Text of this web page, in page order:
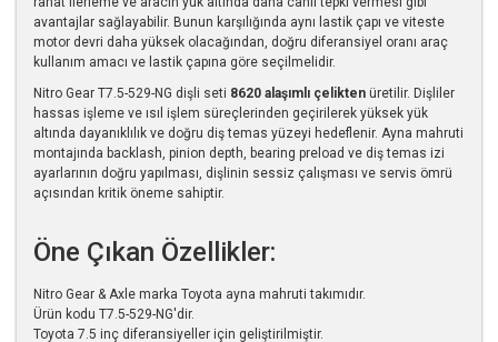
avantajlar sağlayabilir. Bunun karşılığında aynı lastik çapı ve viteste
motor devri daha yüksek olacağından, doğru diferansiyel oranı araç
kullanım amacı ve lastik çapına göre seçilmelidir.
Nitro Gear T7.5-529-NG dişli seti 8620 alaşımlı çelikten üretilir. Dişliler
hassas işleme ve ısıl işlem süreçlerinden geçirilerek yüksek yük
altında dayanıklılık ve doğru diş temas yüzeyi hedeflenir. Ayna mahruti
montajında backlash, pinion depth, bearing preload ve diş temas izi
ayarlarının doğru yapılması, dişlinin sessiz çalışması ve servis ömrü
açısından kritik öneme sahiptir.
Öne Çıkan Özellikler:
Nitro Gear & Axle marka Toyota ayna mahruti takımıdır.
Ürün kodu T7.5-529-NG'dir.
Toyota 7.5 inç diferansiyeller için geliştirilmiştir.